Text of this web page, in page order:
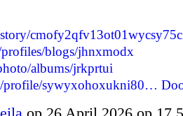
blogs/jhnxmodx
albums/jrkprtui
profile/sywyxohoxukni80…